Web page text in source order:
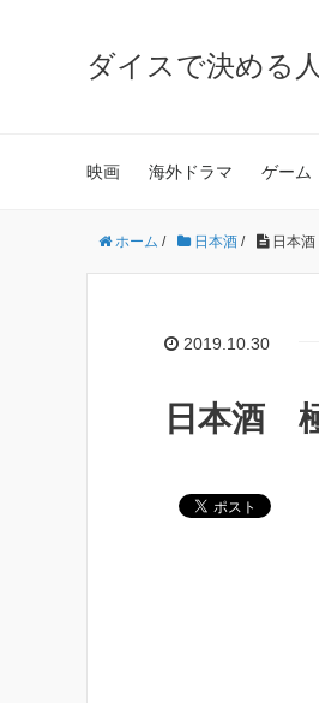
ダイスで決める
映画 海外ドラマ ゲーム
ホーム / 日本酒 / 日本
2019.10.30
日本酒